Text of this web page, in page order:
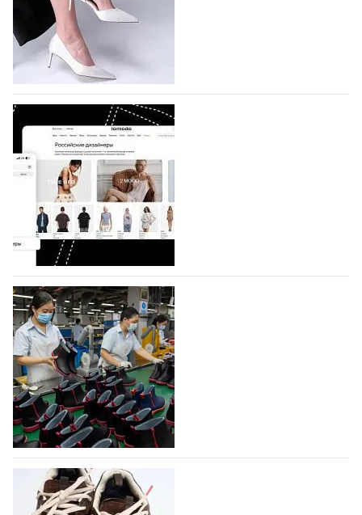
которая пройдет в российской столице с 26 сентября
по 1 октября, уже подано 1047 заявок. Примерно
половину из них (494) прислали дизайнеры,
коллекции которых не были представлены в…
07.08.2026 527
BALLINA представит свои новинки на Euro
Shoes
Компания BALLINA Guangzhou Lihuang Footwear
Co., Ltd., основанная в 2011 году и расположенная в
Гуанчжоу, столице моды Китая, является
профессиональной обувной компанией,
объединяющей разработку, производство и…
07.08.2026 387
На платформе Lamoda - новый раздел и
условия продвижения локальных
дизайнерских марок
Российский маркетплейс Lamoda решил обновить
раздел для продажи продукции локальных
дизайнерских марок одежды, обуви и аксессуаров.
Бренды также получат маркетинговую…
06.08.2026 547
Объем мирового производства обуви в
2025 году практически не увеличился